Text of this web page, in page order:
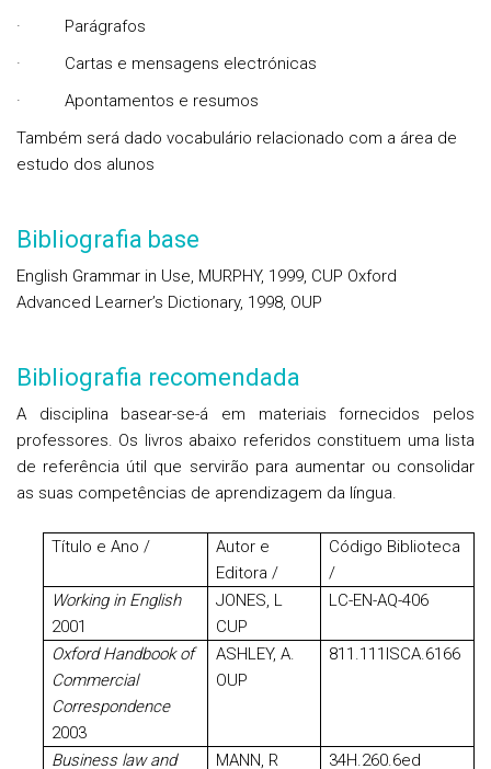
·
Parágrafos
·
Cartas e mensagens electrónicas
·
Apontamentos e resumos
Também será dado vocabulário relacionado com a área de
estudo dos alunos
Bibliografia base
English Grammar in Use, MURPHY, 1999, CUP Oxford
Advanced Learner’s Dictionary, 1998, OUP
Bibliografia recomendada
A disciplina basear-se-á em materiais fornecidos pelos
professores. Os livros abaixo referidos constituem uma lista
de referência útil que servirão para aumentar ou consolidar
as suas competências de aprendizagem da língua.
Título e Ano /
Autor e
Editora /
Código Biblioteca
/
Working in English
2001
JONES, L
CUP
LC-EN-AQ-406
OxfordHandbook of
Commercial
Correspondence
2003
ASHLEY, A.
OUP
811.111ISCA.6166
Business law and
MANN, R
34H.260.6ed